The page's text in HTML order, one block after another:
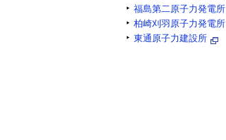
福島第二原子力発電所
柏崎刈羽原子力発電所
東通原子力建設所